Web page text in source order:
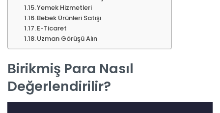
Yemek Hizmetleri
Bebek Ürünleri Satışı
E-Ticaret
Uzman Görüşü Alın
Birikmiş Para Nasıl
Değerlendirilir?